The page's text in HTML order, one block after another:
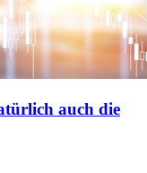
auch die